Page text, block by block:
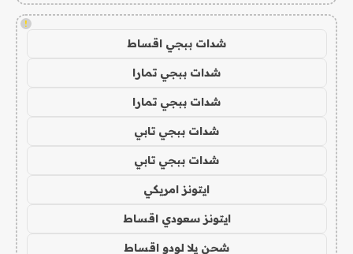
!
شدات ببجي اقساط
شدات ببجي تمارا
شدات ببجي تمارا
شدات ببجي تابي
شدات ببجي تابي
ايتونز امريكي
ايتونز سعودي اقساط
شحن يلا لودو اقساط